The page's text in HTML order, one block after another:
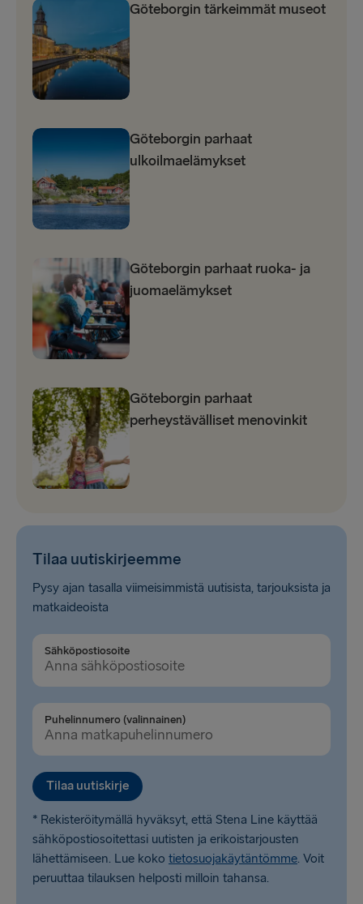
Göteborgin tärkeimmät museot
Göteborgin parhaat
ulkoilmaelämykset
Göteborgin parhaat ruoka- ja
juomaelämykset
Göteborgin parhaat
perheystävälliset menovinkit
Tilaa uutiskirjeemme
Pysy ajan tasalla viimeisimmistä uutisista, tarjouksista ja
matkaideoista
Sähköpostiosoite
Puhelinnumero (valinnainen)
Tilaa uutiskirje
* Rekisteröitymällä hyväksyt, että Stena Line käyttää
sähköpostiosoitettasi uutisten ja erikoistarjousten
lähettämiseen. Lue koko tietosuojakäytäntömme. Voit
peruuttaa tilauksen helposti milloin tahansa.